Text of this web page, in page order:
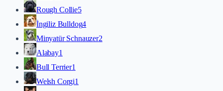
Rough Collie5
İngiliz Bulldog4
Minyatür Schnauzer2
Alabay1
Bull Terrier1
Welsh Corgi1